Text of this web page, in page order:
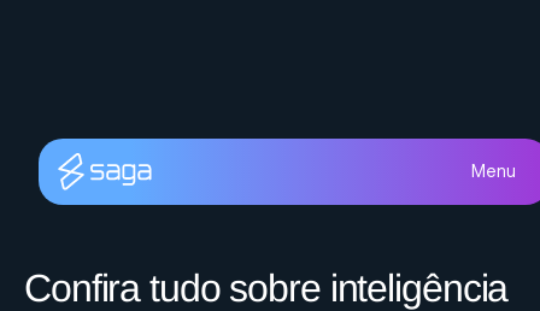
Menu
Confira tudo sobre inteligência